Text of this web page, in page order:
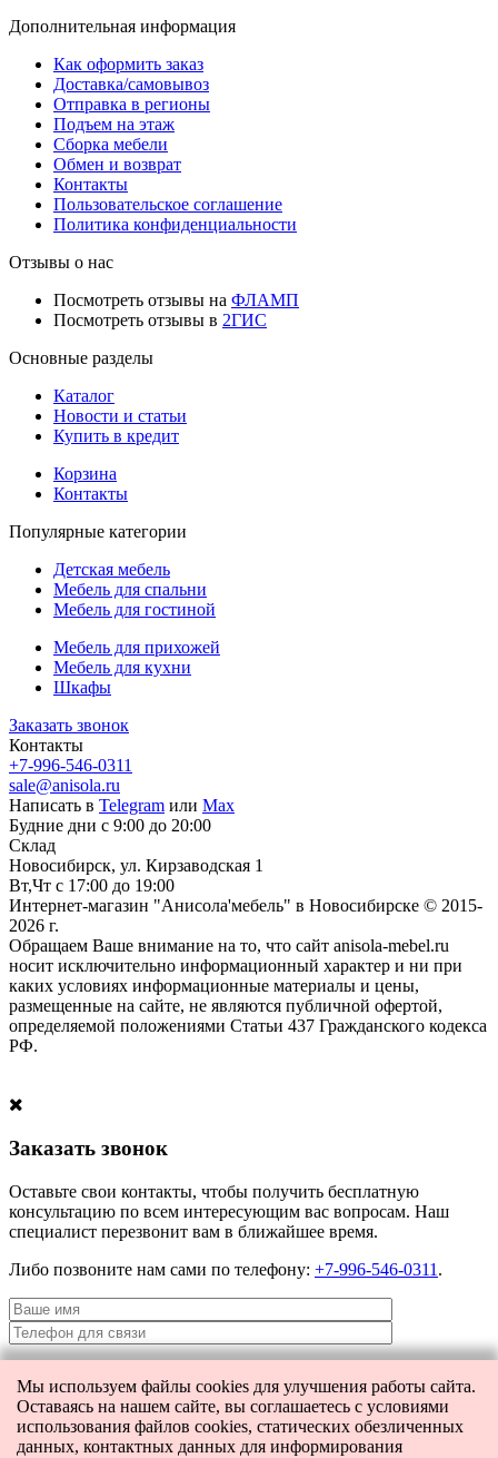
Дополнительная информация
Как оформить заказ
Доставка/самовывоз
Отправка в регионы
Подъем на этаж
Сборка мебели
Обмен и возврат
Контакты
Пользовательское соглашение
Политика конфиденциальности
Отзывы о нас
Посмотреть отзывы на ФЛАМП
Посмотреть отзывы в 2ГИС
Основные разделы
Каталог
Новости и статьи
Купить в кредит
Корзина
Контакты
Популярные категории
Детская мебель
Мебель для спальни
Мебель для гостиной
Мебель для прихожей
Мебель для кухни
Шкафы
Заказать звонок
Контакты
+7-996-546-0311
sale@anisola.ru
Написать в Telegram или Max
Будние дни с 9:00 до 20:00
Склад
Новосибирск, ул. Кирзаводская 1
Вт,Чт с 17:00 до 19:00
Интернет-магазин "Анисола'мебель" в Новосибирске © 2015-
2026 г.
Обращаем Ваше внимание на то, что сайт anisola-mebel.ru
носит исключительно информационный характер и ни при
каких условиях информационные материалы и цены,
размещенные на сайте, не являются публичной офертой,
определяемой положениями Статьи 437 Гражданского кодекса
РФ.
Заказать звонок
Оставьте свои контакты, чтобы получить бесплатную
консультацию по всем интересующим вас вопросам. Наш
специалист перезвонит вам в ближайшее время.
Либо позвоните нам сами по телефону: +7-996-546-0311 .
Я даю согласие наобработку персональных данныхи согласие на
передачу этих данных третьим лицам.
Мы используем файлы cookies для улучшения работы сайта.
Оставаясь на нашем сайте, вы соглашаетесь с условиями
использования файлов cookies, статических обезличенных
данных, контактных данных для информирования